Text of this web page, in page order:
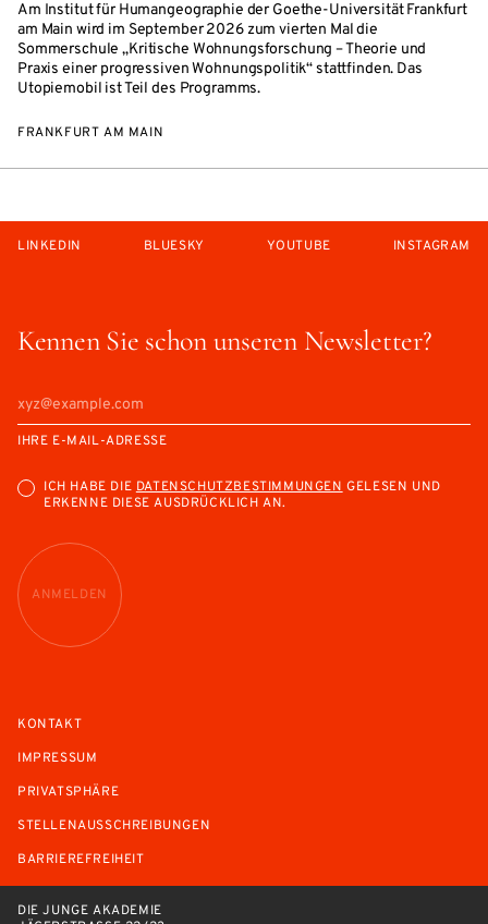
Am Institut für Humangeographie der Goethe-Universität Frankfurt
am Main wird im September 2026 zum vierten Mal die
Sommerschule „Kritische Wohnungsforschung – Theorie und
Praxis einer progressiven Wohnungspolitik“ stattfinden. Das
Utopiemobil ist Teil des Programms.
FRANKFURT AM MAIN
Kennen Sie schon unseren Newsletter?
IHRE E-MAIL-ADRESSE
ICH HABE DIEDATENSCHUTZBESTIMMUNGENGELESEN UND
ERKENNE DIESE AUSDRÜCKLICH AN.
ANMELDEN
LINKEDIN BLUESKY YOUTUBE INSTAGRAM
KONTAKT
IMPRESSUM
PRIVATSPHÄRE
STELLENAUSSCHREIBUNGEN
BARRIEREFREIHEIT
DIE JUNGE AKADEMIE